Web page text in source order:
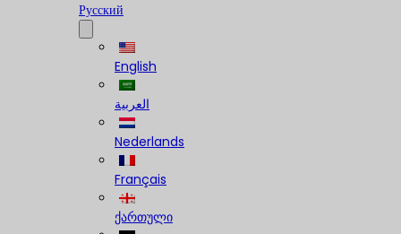
Русский
English
العربية
Nederlands
Français
ქართული